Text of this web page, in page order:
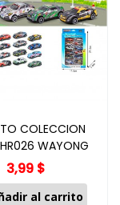
COLECCION
WAYONG
3,99 $
al carrito